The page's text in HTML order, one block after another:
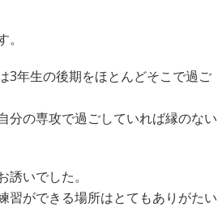
3年生の後期をほとんどそこで過ご
分の専攻で過ごしていれば縁のない
いでした。
習ができる場所はとてもありがたい